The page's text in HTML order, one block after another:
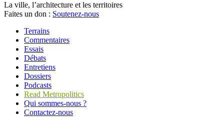
La ville, l’architecture et les territoires
Faites un don : Soutenez-nous
Terrains
Commentaires
Essais
Débats
Entretiens
Dossiers
Podcasts
Read Metropolitics
Qui sommes-nous ?
Contactez-nous